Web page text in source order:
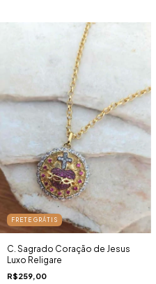
FRETE GRÁTIS
C. Sagrado Coração de Jesus
Luxo Religare
R$259,00